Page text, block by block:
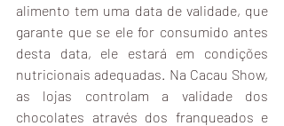
alimento tem uma data de validade, que
garante que se ele for consumido antes
desta data, ele estará em condições
nutricionais adequadas. Na Cacau Show,
as lojas controlam a validade dos
chocolates através dos franqueados e